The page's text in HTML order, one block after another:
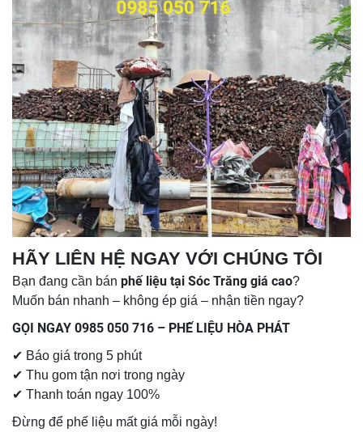
HÃY LIÊN HỆ NGAY VỚI CHÚNG TÔI
Bạn đang cần bán phế liệu tại Sóc Trăng giá cao?
Muốn bán nhanh – không ép giá – nhận tiền ngay?
GỌI NGAY 0985 050 716 – PHẾ LIỆU HÒA PHÁT
✔ Báo giá trong 5 phút
✔ Thu gom tận nơi trong ngày
✔ Thanh toán ngay 100%
Đừng để phế liệu mất giá mỗi ngày!